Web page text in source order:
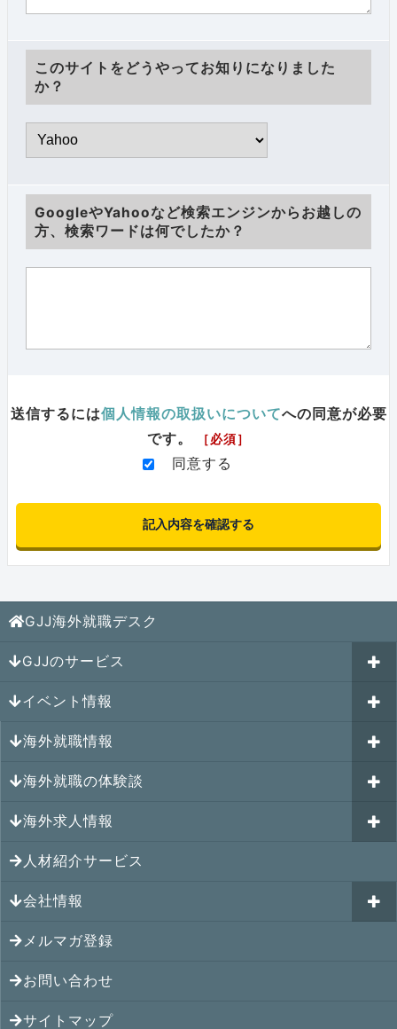
このサイトをどうやってお知りになりました
か？
GoogleやYahooなど検索エンジンからお越しの
方、検索ワードは何でしたか？
送信するには個人情報の取扱いについてへの同意が必要
です。
［必須］
同意する
GJJ海外就職デスク
GJJのサービス
海外就職カウンセリング
はじめての海外就職セミナー
キャリアパスポートAI
GJJキャリア伴走プログラム
GJJキャリアコミュニティ
イベント情報
参加受付中のイベント
過去のイベント一覧
海外就職情報
アメリカの就職情報
カナダの就職情報
メキシコの就職情報
ヨーロッパの就職情報
オセアニアの就職情報
シンガポールの就職情報
マレーシアの就職情報
海外就職の体験談
海外就職その後の体験談
シンガポール就職の体験談
マレーシア就職の体験談
タイ就職の体験談
ベトナム就職の体験談
インドネシア就職の体験談
海外求人情報
シンガポールの求人
マレーシアの求人
タイの求人
ベトナムの求人
インドネシアの求人
人材紹介サービス
会社情報
アクセス
メンバー紹介
提携先
メルマガ登録
お問い合わせ
サイトマップ